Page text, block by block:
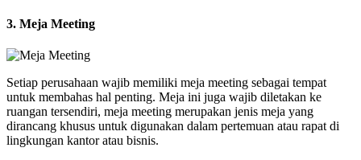
3. Meja Meeting
Setiap perusahaan wajib memiliki meja meeting sebagai tempat
untuk membahas hal penting. Meja ini juga wajib diletakan ke
ruangan tersendiri, meja meeting merupakan jenis meja yang
dirancang khusus untuk digunakan dalam pertemuan atau rapat di
lingkungan kantor atau bisnis.